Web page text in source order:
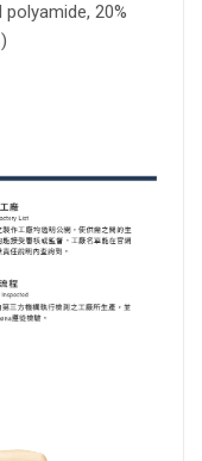
20%